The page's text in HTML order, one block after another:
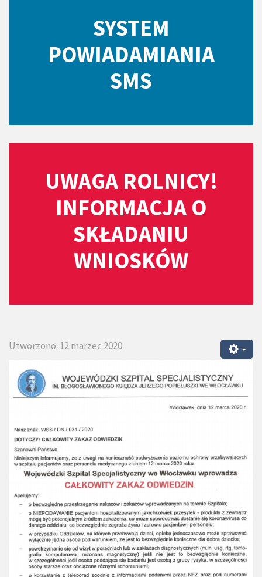
SYSTEM
POWIADAMIANIA
SMS
UWAGA ROLNICY!
INFORMACJA O
SKŁADANIU
WNIOSKÓW
Utworzono: 12 marzec 2020